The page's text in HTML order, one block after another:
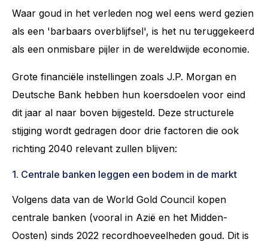
Waar goud in het verleden nog wel eens werd gezien
als een 'barbaars overblijfsel', is het nu teruggekeerd
als een onmisbare pijler in de wereldwijde economie.
Grote financiële instellingen zoals J.P. Morgan en
Deutsche Bank hebben hun koersdoelen voor eind
dit jaar al naar boven bijgesteld. Deze structurele
stijging wordt gedragen door drie factoren die ook
richting 2040 relevant zullen blijven:
1. Centrale banken leggen een bodem in de markt
Volgens data van de World Gold Council kopen
centrale banken (vooral in Azië en het Midden-
Oosten) sinds 2022 recordhoeveelheden goud. Dit is